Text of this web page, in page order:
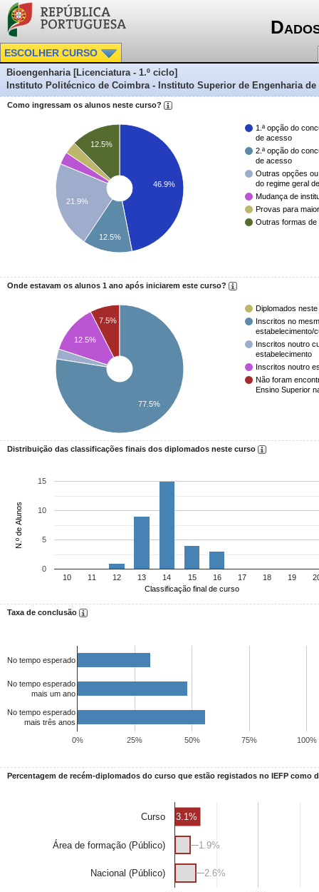
ESCOLHER CURSO
Bioengenharia [Licenciatura - 1.º ciclo]
Instituto Politécnico de Coimbra - Instituto Superior de Engenharia de
Como ingressam os alunos neste curso?
1.ª opção do
de acesso
2.ª opção do
de acesso
Outras opções
do regime geral
Mudança de
Provas para
Outras formas de
46.9%
12.5%
21.9%
12.5%
Onde estavam os alunos 1 ano após iniciarem este curso?
Diplomados
Inscritos no
estabelecimento/
Inscritos noutro
estabelecimento
Inscritos noutro
Não foram
Ensino Superior
7.5%
12.5%
77.5%
Distribuição das classificações finais dos diplomados neste curso
10 11 12 13 14 15 16 17 18 19
0
5
10
15
Classificação final de curso
N.º de Alunos
Taxa de conclusão
0% 25% 50% 75% 100%
No tempo esperado
No tempo esperado
mais um ano
No tempo esperado
mais três anos
Percentagem de recém-diplomados do curso que estão registados no IEFP como
Curso
Área de formação (Público)
Nacional (Público)
3.1%
1.9%
1.9%
2.6%
2.6%